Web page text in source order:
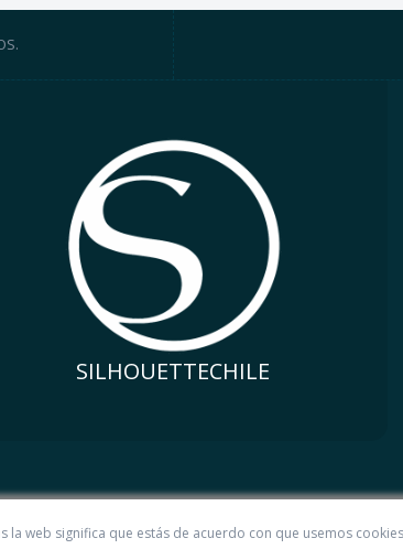
SILHOUETTECHILE
la web significa que estás de acuerdo con que usemos